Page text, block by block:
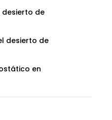
desierto de
desierto de
en